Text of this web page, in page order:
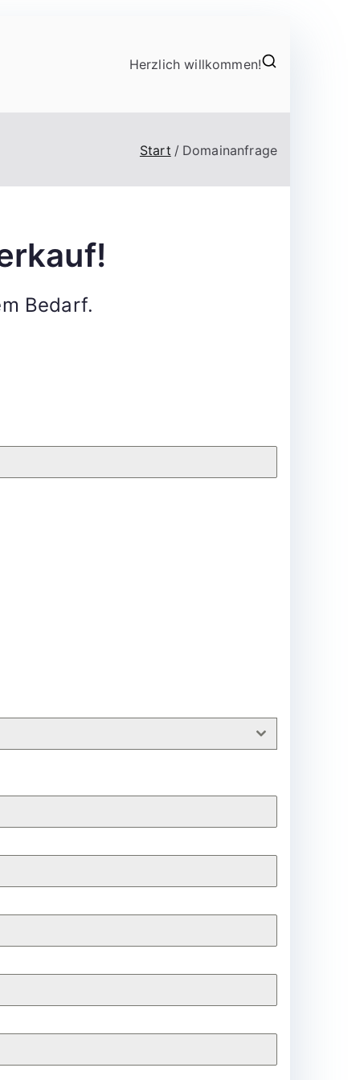
Herzlich willkommen!
Start Domainanfrage
Bedarf.